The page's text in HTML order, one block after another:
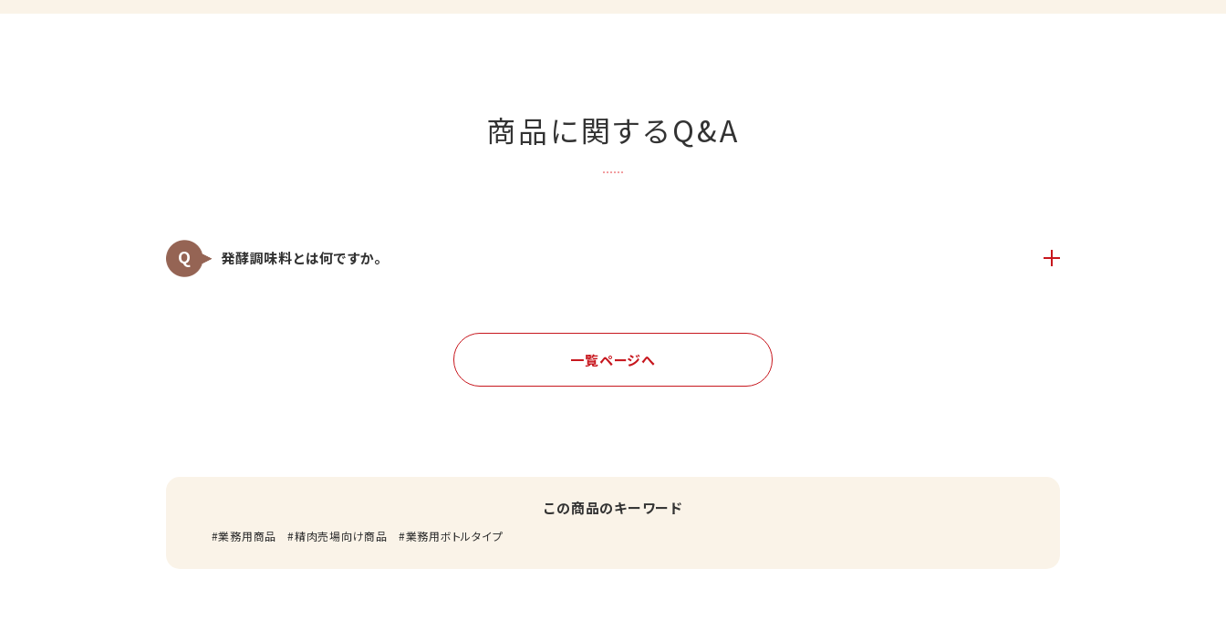
商品に関するQ&A
発酵調味料とは何ですか。
一覧ページへ
この商品のキーワード
業務用商品 精肉売場向け商品 業務用ボトルタイプ